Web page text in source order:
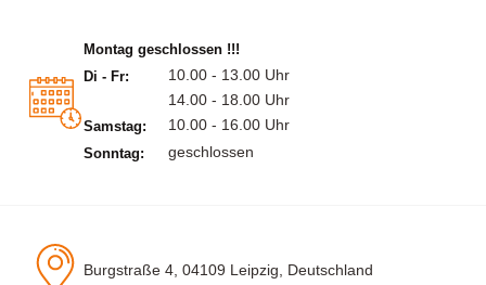
Montag geschlossen !!!
Di - Fr:
10.00 - 13.00 Uhr
14.00 - 18.00 Uhr
Samstag: 10.00 - 16.00 Uhr
Sonntag: geschlossen
Burgstraße 4, 04109 Leipzig, Deutschland